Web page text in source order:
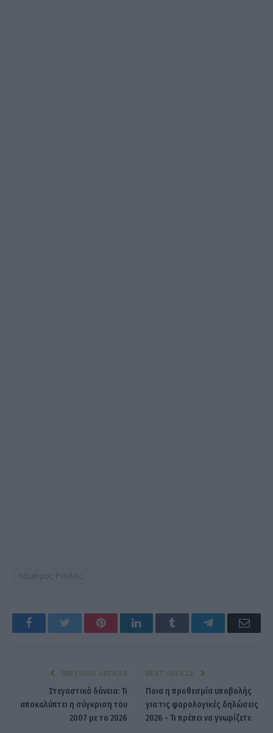
Λάμπρος Ροϊλός
Facebook Twitter PinterestLinkedIn Tumblr Telegram
PREVIOUS ARTICLE
Στεγαστικά δάνεια: Τι
αποκαλύπτει η σύγκριση του
2007 με το 2026
NEXT ARTICLE
Ποια η προθεσμία υποβολής
για τις φορολογικές δηλώσεις
2026 - Τι πρέπει να γνωρίζετε